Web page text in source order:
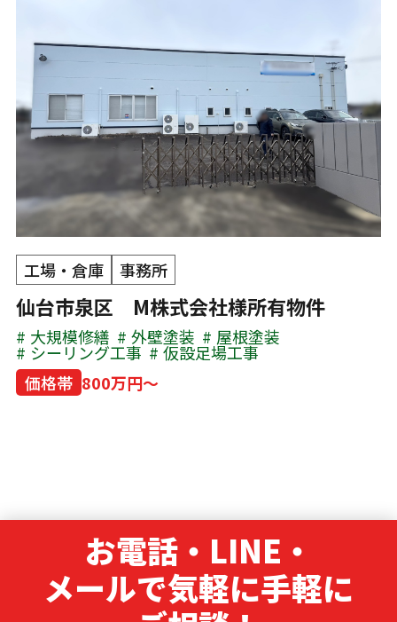
工場・倉庫 事務所
仙台市泉区 M株式会社様所有物件
大規模修繕 外壁塗装 屋根塗装
シーリング工事
仮設足場工事
価格帯 800万円～
お電話・LINE・
メールで気軽に手軽に